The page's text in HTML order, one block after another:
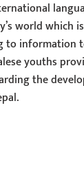
world which
to information
youths
the